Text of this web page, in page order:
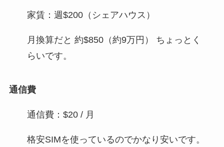
家賃：週$200（シェアハウス）
月換算だと 約$850（約9万円） ちょっとく
らいです。
通信費
通信費：$20 / 月
格安SIMを使っているのでかなり安いです。